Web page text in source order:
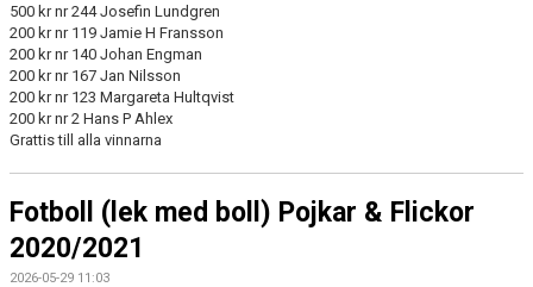
500 kr nr 244 Josefin Lundgren
200 kr nr 119 Jamie H Fransson
200 kr nr 140 Johan Engman
200 kr nr 167 Jan Nilsson
200 kr nr 123 Margareta Hultqvist
200 kr nr 2 Hans P Ahlex
Grattis till alla vinnarna
Fotboll (lek med boll) Pojkar & Flickor
2020/2021
2026-05-29 11:03